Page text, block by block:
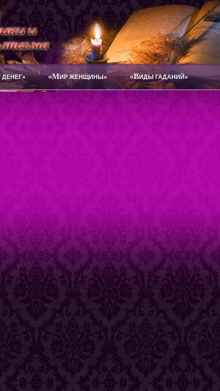
ДЕНЕГ» «МИР ЖЕНЩИНЫ» «ВИДЫ ГАДАНИЙ»